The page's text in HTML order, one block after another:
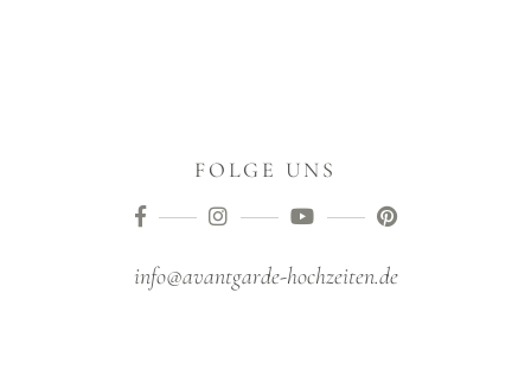
FOLGE UNS
info@avantgarde-hochzeiten.de